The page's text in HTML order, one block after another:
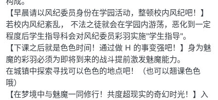
【早晨请以风纪委员身份在学园活动，整顿校内风纪吧！】
若校内风纪紊乱， 不法之徒就会在学园内游荡，恶化到一定
程度后学生指导科会对风纪委员彩羽实施"学生指导"。
【下课之后就是色色时间！通过做 H 的事变强吧！】身为魅
魔的彩羽必须为即将到来的战斗提前激发魅魔能力。
在城镇中探索寻找可以色色的地点吧！（也可以翘课色色
哦）
【在梦境中与魅魔一同修行！共度超现实的奇幻时光！】入